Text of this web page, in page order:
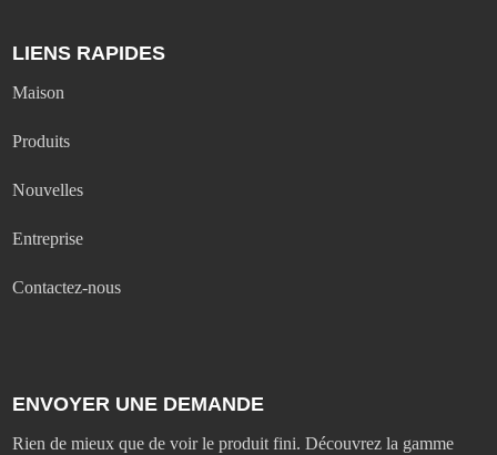
LIENS RAPIDES
Maison
Produits
Nouvelles
Entreprise
Contactez-nous
ENVOYER UNE DEMANDE
Rien de mieux que de voir le produit fini. Découvrez la gamme